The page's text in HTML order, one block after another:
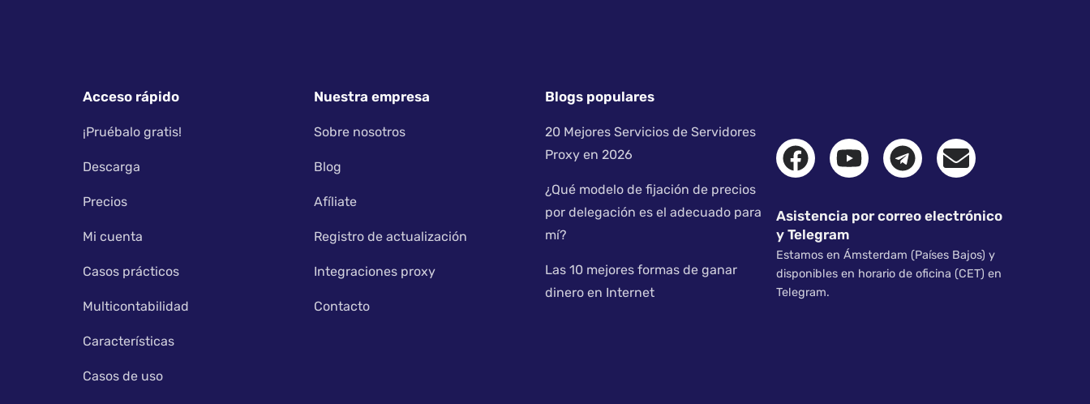
Acceso rápido
¡Pruébalo gratis!
Descarga
Precios
Mi cuenta
Casos prácticos
Multicontabilidad
Características
Casos de uso
Nuestra empresa
Sobre nosotros
Blog
Afíliate
Registro de actualización
Integraciones proxy
Contacto
Blogs populares
20 Mejores Servicios de Servidores
Proxy en 2026
¿Qué modelo de fijación de precios
por delegación es el adecuado para
mí?
Las 10 mejores formas de ganar
dinero en Internet
Asistencia por correo electrónico
y Telegram
Estamos en Ámsterdam (Países Bajos) y
disponibles en horario de oficina (CET) en
Telegram.